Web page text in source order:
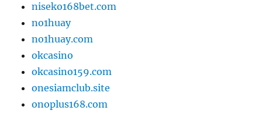
niseko168bet.com
no1huay
no1huay.com
okcasino
okcasino159.com
onesiamclub.site
onoplus168.com